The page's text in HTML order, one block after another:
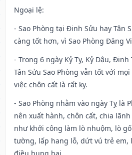
Ngoại lệ:
- Sao Phòng tại Đinh Sửu hay Tân
càng tốt hơn, vì Sao Phòng Đăng
- Trong 6 ngày Kỷ Tỵ, Kỷ Dậu,
Tân Sửu Sao Phòng vẫn tốt với
việc chôn cất là rất kỵ.
- Sao Phòng nhằm vào ngày Tỵ là
nên xuất hành, chôn cất, chia
như khởi công làm lò nhuộm, lò
tường, lấp hang lỗ, dứt vú trẻ em,